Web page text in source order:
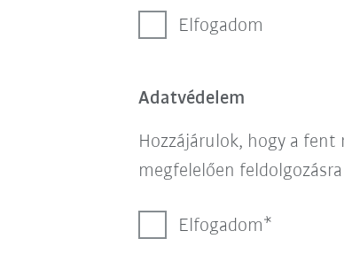
Elfogadom
Adatvédelem
Hozzájárulok, hogy a
megfelelően
Elfogadom